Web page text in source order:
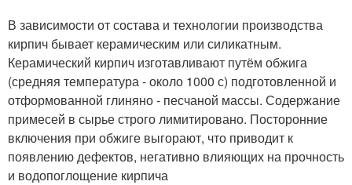
В зависимости от состава и технологии производства
кирпич бывает керамическим или силикатным.
Керамический кирпич изготавливают путём обжига
(средняя температура - около 1000 с) подготовленной и
отформованной глиняно - песчаной массы. Содержание
примесей в сырье строго лимитировано. Посторонние
включения при обжиге выгорают, что приводит к
появлению дефектов, негативно влияющих на прочность
и водопоглощение кирпича